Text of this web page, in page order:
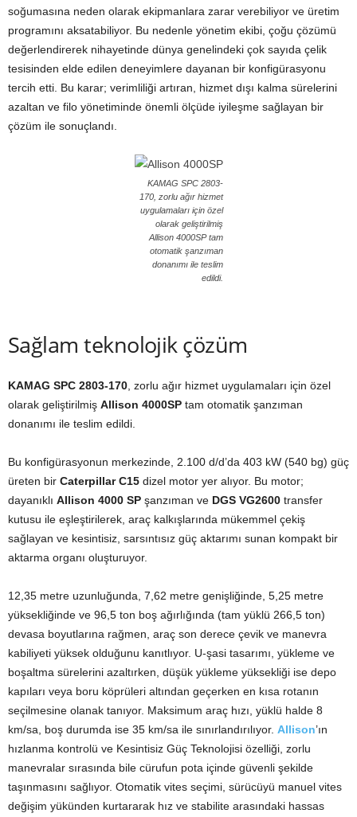
soğumasına neden olarak ekipmanlara zarar verebiliyor ve üretim
programını aksatabiliyor. Bu nedenle yönetim ekibi, çoğu çözümü
değerlendirerek nihayetinde dünya genelindeki çok sayıda çelik
tesisinden elde edilen deneyimlere dayanan bir konfigürasyonu
tercih etti. Bu karar; verimliliği artıran, hizmet dışı kalma sürelerini
azaltan ve filo yönetiminde önemli ölçüde iyileşme sağlayan bir
çözüm ile sonuçlandı.
KAMAG SPC 2803-
170, zorlu ağır hizmet
uygulamaları için özel
olarak geliştirilmiş
Allison 4000SP tam
otomatik şanzıman
donanımı ile teslim
edildi.
Sağlam teknolojik çözüm
KAMAG SPC 2803-170 , zorlu ağır hizmet uygulamaları için özel
olarak geliştirilmiş Allison 4000SP tam otomatik şanzıman
donanımı ile teslim edildi.
Bu konfigürasyonun merkezinde, 2.100 d/d’da 403 kW (540 bg) güç
üreten bir Caterpillar C15 dizel motor yer alıyor. Bu motor;
dayanıklı Allison 4000 SP şanzıman ve DGS VG2600 transfer
kutusu ile eşleştirilerek, araç kalkışlarında mükemmel çekiş
sağlayan ve kesintisiz, sarsıntısız güç aktarımı sunan kompakt bir
aktarma organı oluşturuyor.
12,35 metre uzunluğunda, 7,62 metre genişliğinde, 5,25 metre
yüksekliğinde ve 96,5 ton boş ağırlığında (tam yüklü 266,5 ton)
devasa boyutlarına rağmen, araç son derece çevik ve manevra
kabiliyeti yüksek olduğunu kanıtlıyor. U-şasi tasarımı, yükleme ve
boşaltma sürelerini azaltırken, düşük yükleme yüksekliği ise depo
kapıları veya boru köprüleri altından geçerken en kısa rotanın
seçilmesine olanak tanıyor. Maksimum araç hızı, yüklü halde 8
km/sa, boş durumda ise 35 km/sa ile sınırlandırılıyor. Allison’ın
hızlanma kontrolü ve Kesintisiz Güç Teknolojisi özelliği, zorlu
manevralar sırasında bile cürufun pota içinde güvenli şekilde
taşınmasını sağlıyor. Otomatik vites seçimi, sürücüyü manuel vites
değişim yükünden kurtararak hız ve stabilite arasındaki hassas